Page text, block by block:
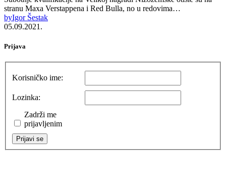
stranu Maxa Verstappena i Red Bulla, no u redovima…
byIgor Šestak
05.09.2021.
Prijava
Korisničko ime:
Lozinka:
Zadrži me
prijavljenim
Prijavi se